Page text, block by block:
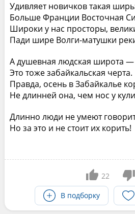
Удивляет новичков такая
Больше Франции Восточная
Широки у нас просторы,
Пади шире Волги-матушки
А душевная людская широта —
Это тоже забайкальская черта.
Правда, осень в Забайкалье
Не длинней она, чем нос у
Длинно люди не умеют
Но за это и не стоит их корить!
22
В подборку